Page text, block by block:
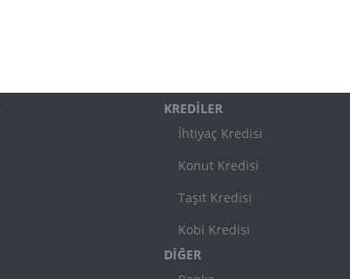
KREDİLER
İhtiyaç Kredisi
Konut Kredisi
Taşıt Kredisi
Kobi Kredisi
DİĞER